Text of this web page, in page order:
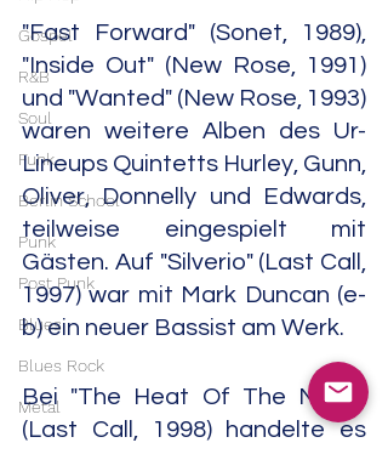
Gospel
R&B
Soul
Funk
Berlin School
Punk
Post Punk
Blues
Blues Rock
Metal
"Fast Forward" (Sonet, 1989),
"Inside Out" (New Rose, 1991)
und "Wanted" (New Rose, 1993)
waren weitere Alben des Ur-
Lineups Quintetts Hurley, Gunn,
Oliver, Donnelly und Edwards,
teilweise eingespielt mit
Gästen. Auf "Silverio" (Last Call,
1997) war mit Mark Duncan (e-
b) ein neuer Bassist am Werk.
Bei "The Heat Of The Night"
(Last Call, 1998) handelte es